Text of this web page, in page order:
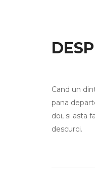
Cand un
pana
doi, si asta
descurci.